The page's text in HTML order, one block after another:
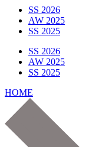
SS 2026
AW 2025
SS 2025
SS 2026
AW 2025
SS 2025
HOME